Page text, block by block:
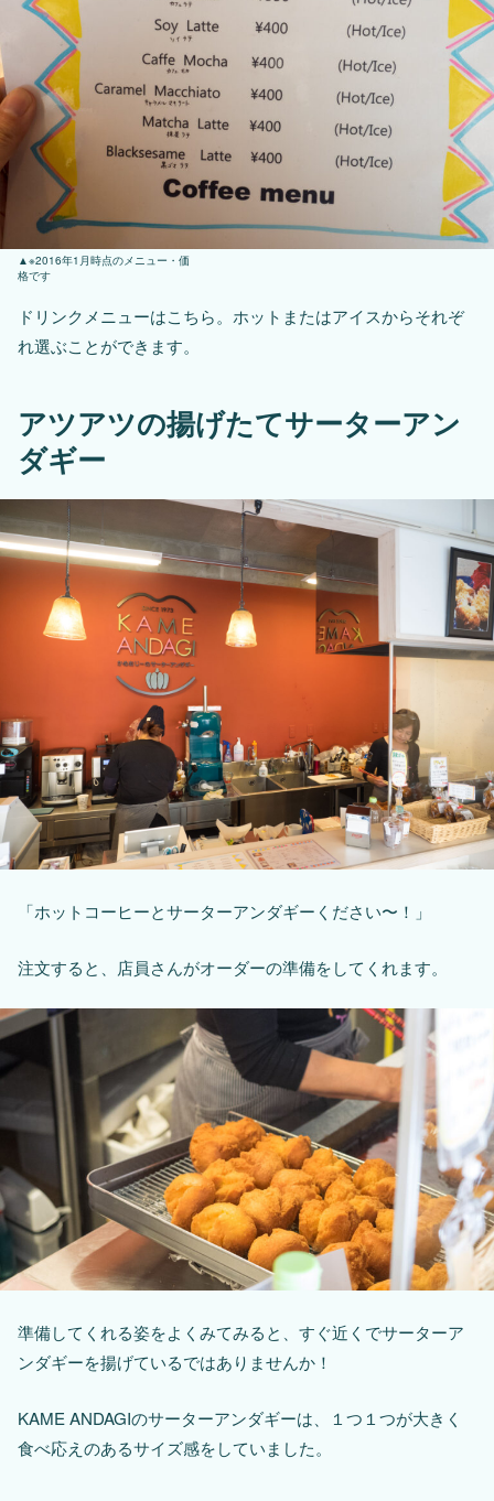
※2016年1月時点のメニュー・価
格です
ドリンクメニューはこちら。ホットまたはアイスからそれぞ
れ選ぶことができます。
アツアツの揚げたてサーターアン
ダギー
「ホットコーヒーとサーターアンダギーください〜！」
注文すると、店員さんがオーダーの準備をしてくれます。
準備してくれる姿をよくみてみると、すぐ近くでサーターア
ンダギーを揚げているではありませんか！
KAME ANDAGIのサーターアンダギーは、１つ１つが大きく
食べ応えのあるサイズ感をしていました。